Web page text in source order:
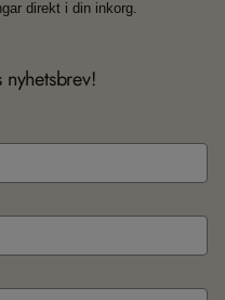
direkt i din inkorg.